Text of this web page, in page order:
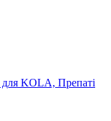
для KOLA, Препаті